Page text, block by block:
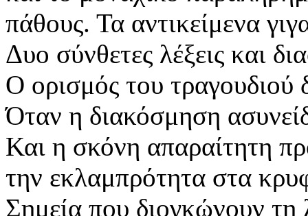
πάθους. Τα αντικείμενα
Δυο σύνθετες λέξεις και
Ο ορισμός του
Όταν η διακόσμηση
Και η σκόνη απαραίτητη
την εκλαμπρότητα στα
Σημεία που διογκώνουν τη